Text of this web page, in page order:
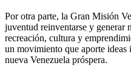
Por otra parte, la Gran Misión
juventud reinventarse y generar
recreación, cultura y
un movimiento que aporte ideas
nueva Venezuela próspera.